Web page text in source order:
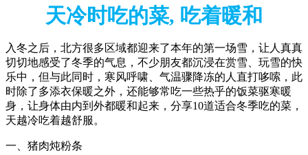
天冷时吃的菜, 吃着暖和
入冬之后，北方很多区域都迎来了本年的第一场雪，让人真真
切切地感受了冬季的气息，不少朋友都沉浸在赏雪、玩雪的快
乐中，但与此同时，寒风呼啸、气温骤降冻的人直打哆嗦，此
时除了多添衣保暖之外，还能够常吃一些热乎的饭菜驱寒暖
身，让身体由内到外都暖和起来，分享10道适合冬季吃的菜，
天越冷吃着越舒服。
一、猪肉炖粉条